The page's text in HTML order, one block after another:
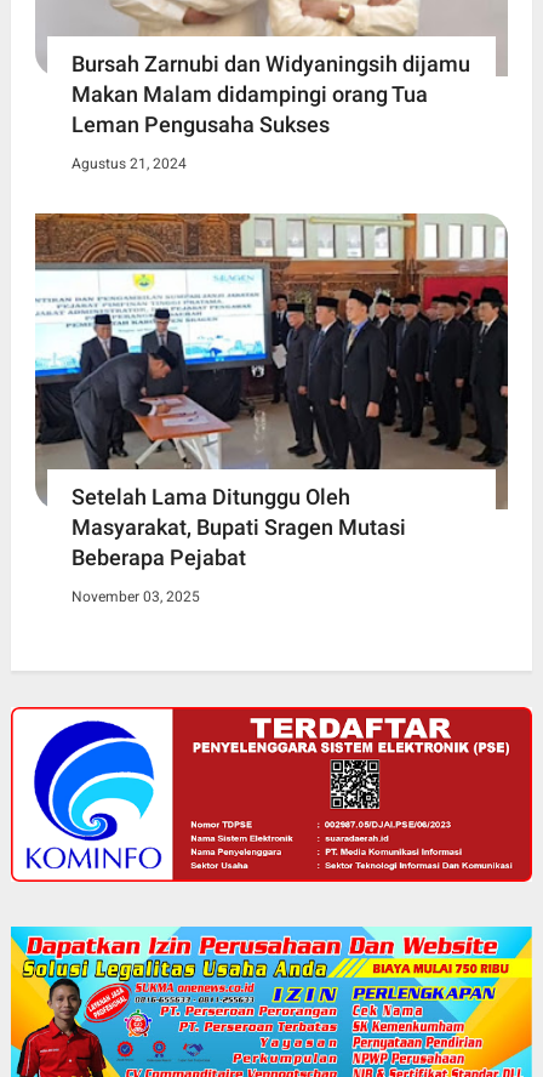
Bursah Zarnubi dan Widyaningsih dijamu
Makan Malam didampingi orang Tua
Leman Pengusaha Sukses
Agustus 21, 2024
Setelah Lama Ditunggu Oleh
Masyarakat, Bupati Sragen Mutasi
Beberapa Pejabat
November 03, 2025